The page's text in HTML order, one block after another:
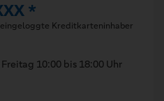
*
Kreditkarteninhaber
10:00 bis 18:00 Uhr